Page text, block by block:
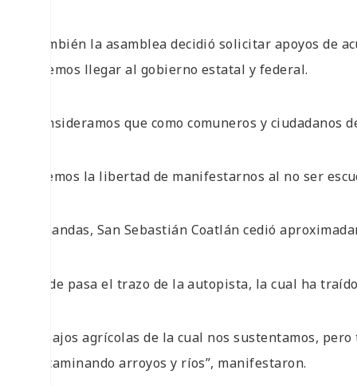
“También la asamblea decidió solicitar apoyos de
haremos llegar al gobierno estatal y federal.
“Consideramos que como comuneros y ciudadanos
tenemos la libertad de manifestarnos al no ser
demandas, San Sebastián Coatlán cedió
donde pasa el trazo de la autopista, la cual ha
trabajos agrícolas de la cual nos sustentamos,
contaminando arroyos y ríos”, manifestaron.